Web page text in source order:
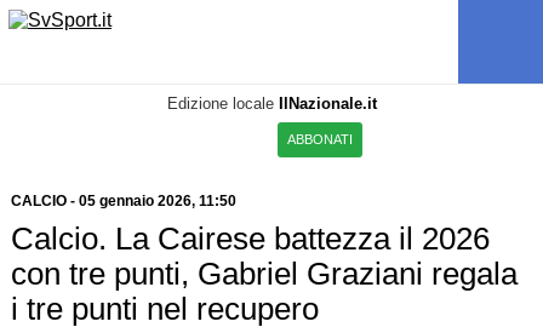
Edizione locale IlNazionale.it
ABBONATI
CALCIO- 05 gennaio 2026, 11:50
Calcio. La Cairese battezza il 2026
con tre punti, Gabriel Graziani regala
i tre punti nel recupero